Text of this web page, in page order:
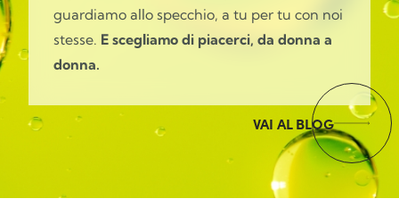
guardiamo allo specchio, a tu per tu con noi
stesse. E scegliamo di piacerci, da donna a
donna.
VAI AL BLOG